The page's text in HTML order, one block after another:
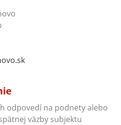
odpovedí na podnety alebo
väzby subjektu